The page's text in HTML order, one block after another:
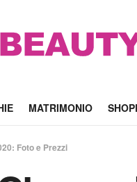
MATRIMONIO
Foto e Prezzi